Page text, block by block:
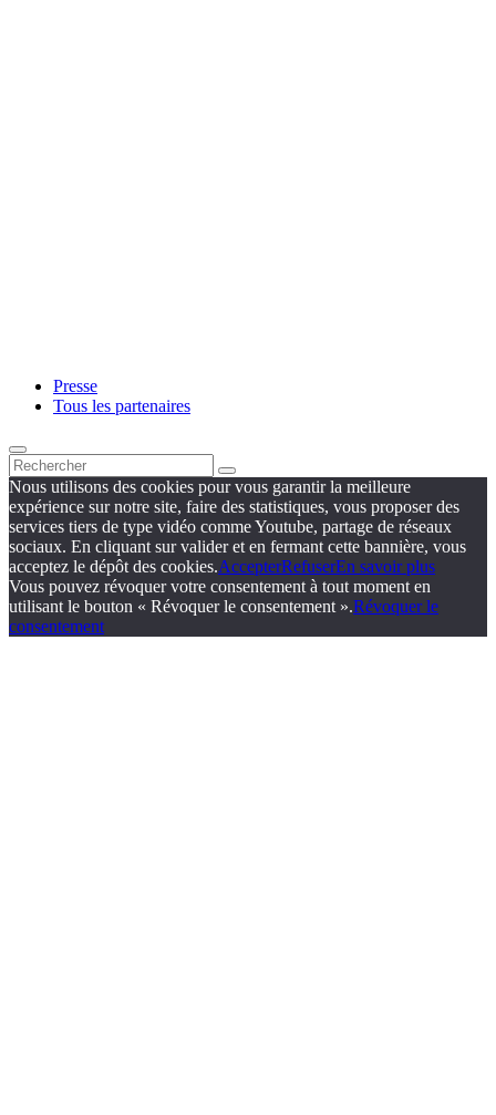
Presse
Tous les partenaires
Nous utilisons des cookies pour vous garantir la meilleure
expérience sur notre site, faire des statistiques, vous proposer des
services tiers de type vidéo comme Youtube, partage de réseaux
sociaux. En cliquant sur valider et en fermant cette bannière, vous
acceptez le dépôt des cookies.AccepterRefuserEn savoir plus
Vous pouvez révoquer votre consentement à tout moment en
utilisant le bouton « Révoquer le consentement ».Révoquer le
consentement